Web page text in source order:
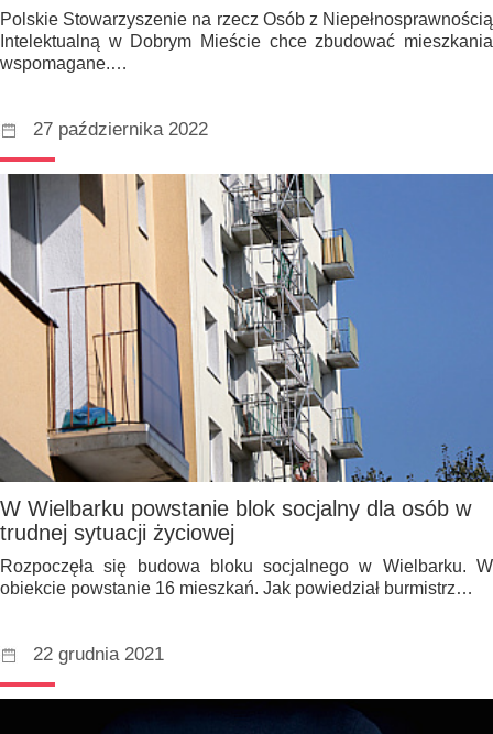
Polskie Stowarzyszenie na rzecz Osób z Niepełnosprawnością
Intelektualną w Dobrym Mieście chce zbudować mieszkania
wspomagane.…
27 października 2022
W Wielbarku powstanie blok socjalny dla osób w
trudnej sytuacji życiowej
Rozpoczęła się budowa bloku socjalnego w Wielbarku. W
obiekcie powstanie 16 mieszkań. Jak powiedział burmistrz…
22 grudnia 2021